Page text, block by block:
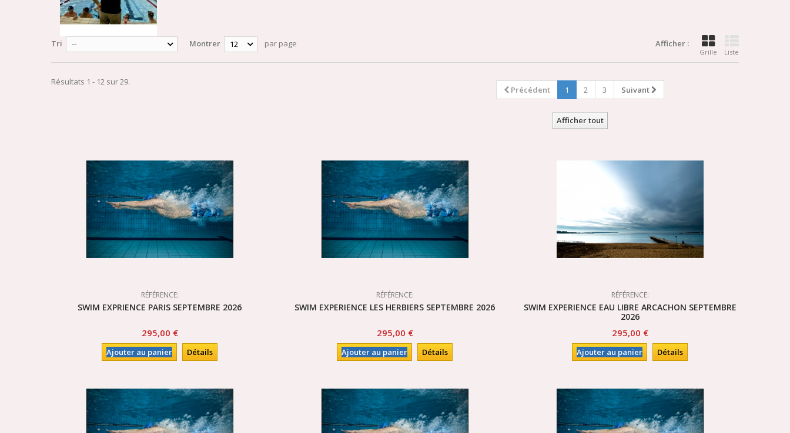
Afficher :
Grille Liste
Tri -- Montrer 12 par page
Précédent 1 2 3 Suivant
Afficher tout
Résultats 1 - 12 sur 29.
RÉFÉRENCE:
SWIM EXPRIENCE PARIS SEPTEMBRE 2026
295,00 €
Ajouter au panier Détails
RÉFÉRENCE:
SWIM EXPERIENCE LES HERBIERS SEPTEMBRE 2026
295,00 €
Ajouter au panier Détails
RÉFÉRENCE:
SWIM EXPERIENCE EAU LIBRE ARCACHON SEPTEMBRE
2026
295,00 €
Ajouter au panier Détails